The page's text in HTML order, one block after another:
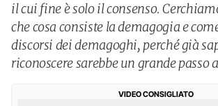
il cui fine è solo il consenso.
che cosa consiste la demagogia e
discorsi dei demagoghi, perché già
riconoscere sarebbe un grande passo
VIDEO CONSIGLIATO